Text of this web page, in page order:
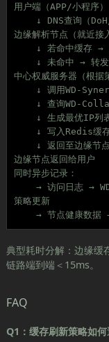
用户端（APP/小程序）
边缘解析节点（就近接
中心权威服务器（根据
边缘节点返回给用户
同时异步记录：
策略更新
→ 节点健康
典型耗时分解：边缘缓
链路端到端＜15ms。
FAQ
Q1：缓存刷新策略如